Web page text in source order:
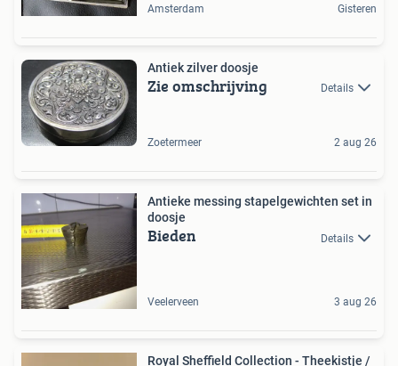
Amsterdam Gisteren
Antiek zilver doosje
Zie omschrijving Details
Zoetermeer 2 aug 26
Antieke messing stapelgewichten set in
doosje
Bieden Details
Veelerveen 3 aug 26
Royal Sheffield Collection - Theekistje /